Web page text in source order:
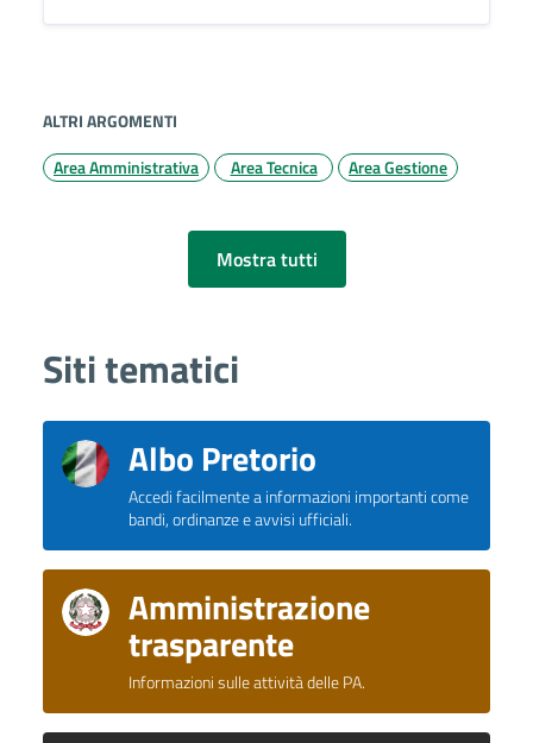
ALTRI ARGOMENTI
Area Amministrativa
Area Tecnica Area Gestione
Mostra tutti
Siti tematici
Albo Pretorio
Accedi facilmente a informazioni importanti come
bandi, ordinanze e avvisi ufficiali.
Amministrazione
trasparente
Informazioni sulle attività delle PA.